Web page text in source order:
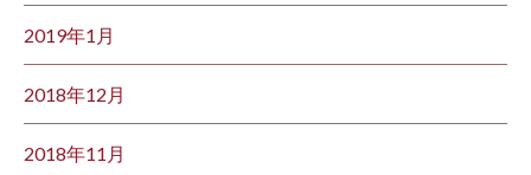
2019年1月
2018年12月
2018年11月